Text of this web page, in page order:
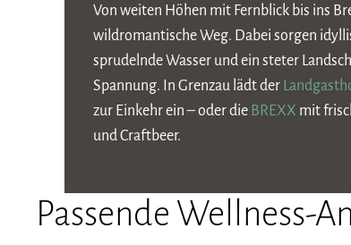
Von weiten Höhen mit Fernblick bis ins
wildromantische Weg. Dabei sorgen
sprudelnde Wasser und ein steter
Spannung. In Grenzau lädt der
zur Einkehr ein – oder die BREXX mit
und Craftbeer.
Passende Wellness-